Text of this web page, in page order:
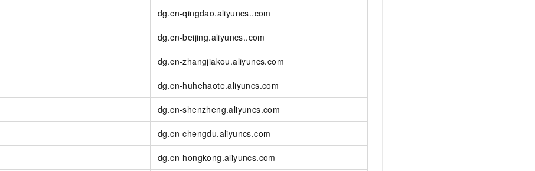
dg.cn-qingdao.aliyuncs..com
dg.cn-beijing.aliyuncs..com
dg.cn-zhangjiakou.aliyuncs.com
dg.cn-huhehaote.aliyuncs.com
dg.cn-shenzheng.aliyuncs.com
dg.cn-chengdu.aliyuncs.com
dg.cn-hongkong.aliyuncs.com